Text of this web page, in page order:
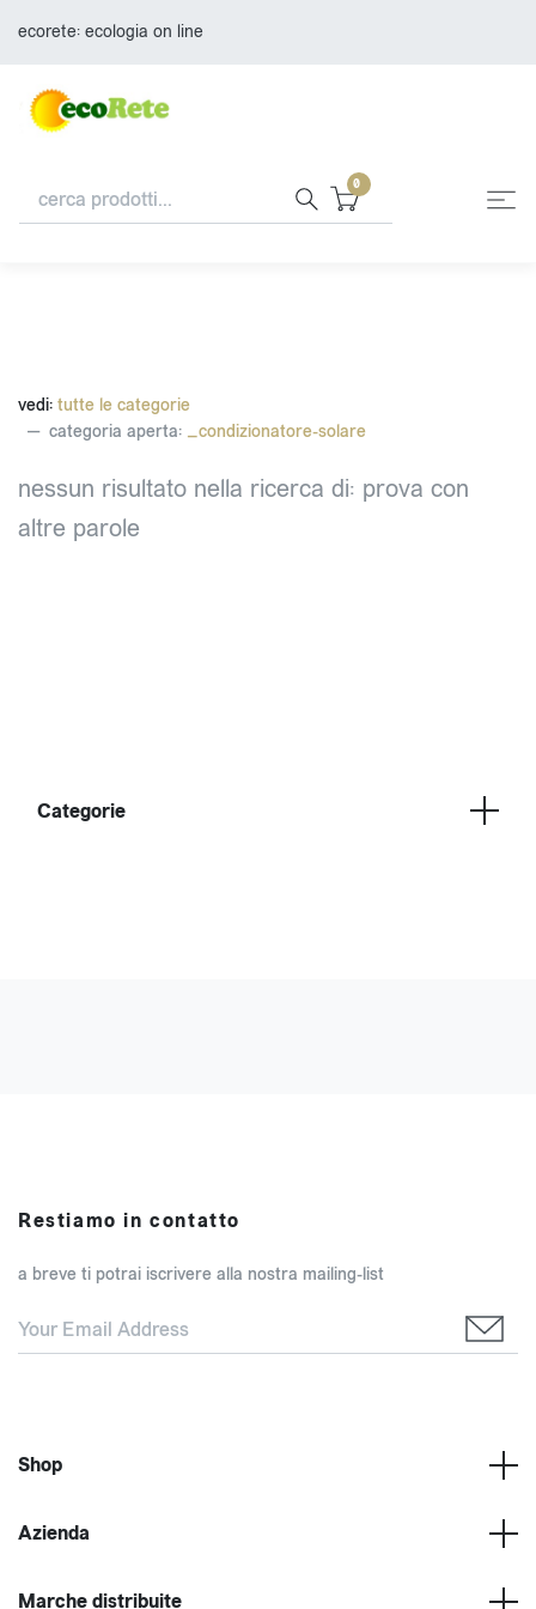
ecorete: ecologia on line
0
vedi: tutte le categorie
categoria aperta: _condizionatore-solare
nessun risultato nella ricerca di: prova con
altre parole
Categorie
Restiamo in contatto
a breve ti potrai iscrivere alla nostra mailing-list
Shop
Azienda
Marche distribuite